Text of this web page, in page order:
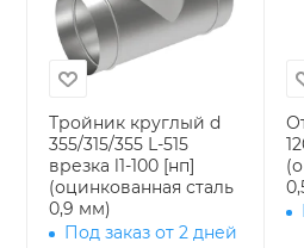
Тройник круглый d
355/315/355 L-515
врезка l1-100 [нп]
(оцинкованная сталь
0,9 мм)
Под заказ от 2 дней